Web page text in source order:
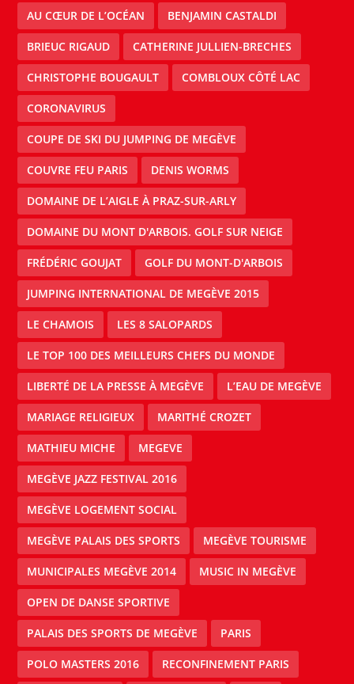
AU CŒUR DE L’OCÉAN BENJAMIN CASTALDI
BRIEUC RIGAUD CATHERINE JULLIEN-BRECHES
CHRISTOPHE BOUGAULT COMBLOUX CÔTÉ LAC
CORONAVIRUS
COUPE DE SKI DU JUMPING DE MEGÈVE
COUVRE FEU PARIS DENIS WORMS
DOMAINE DE L’AIGLE À PRAZ-SUR-ARLY
DOMAINE DU MONT D'ARBOIS. GOLF SUR NEIGE
FRÉDÉRIC GOUJAT GOLF DU MONT-D'ARBOIS
JUMPING INTERNATIONAL DE MEGÈVE 2015
LE CHAMOIS LES 8 SALOPARDS
LE TOP 100 DES MEILLEURS CHEFS DU MONDE
LIBERTÉ DE LA PRESSE À MEGÈVE L’EAU DE MEGÈVE
MARIAGE RELIGIEUX MARITHÉ CROZET
MATHIEU MICHE MEGEVE
MEGÈVE JAZZ FESTIVAL 2016
MEGÈVE LOGEMENT SOCIAL
MEGÈVE PALAIS DES SPORTS MEGÈVE TOURISME
MUNICIPALES MEGÈVE 2014 MUSIC IN MEGÈVE
OPEN DE DANSE SPORTIVE
PALAIS DES SPORTS DE MEGÈVE PARIS
POLO MASTERS 2016 RECONFINEMENT PARIS